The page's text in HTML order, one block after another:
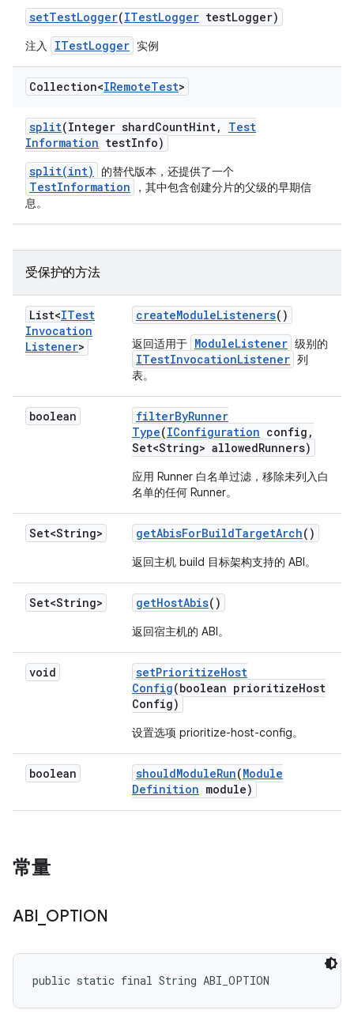
setTestLogger(ITestLogger testLogger)
注入 ITestLogger 实例
Collection<IRemoteTest>
split(Integer shardCountHint,
Test
Information testInfo)
split(int)
的替代版本，还提供了一个
TestInformation
，其中包含创建分片的父级的早期信
息。
受保护的方法
List<ITest
Invocation
Listener>
createModuleListeners()
返回适用于 ModuleListener 级别的
ITestInvocationListener 列
表。
boolean filterByRunner
Type(IConfiguration config ,
Set<String> allowedRunners)
应用 Runner 白名单过滤，移除未列入白
名单的任何 Runner。
Set<String> getAbisForBuildTargetArch()
返回主机 build 目标架构支持的 ABI。
Set<String> getHostAbis()
返回宿主机的 ABI。
void setPrioritizeHost
Config(boolean prioritizeHost
Config)
设置选项 prioritize-host-config。
boolean shouldModuleRun(Module
Definition module)
常量
ABI OPTION
public static final String ABI_OPTION